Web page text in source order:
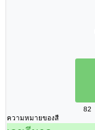
82
ความหมายของสี